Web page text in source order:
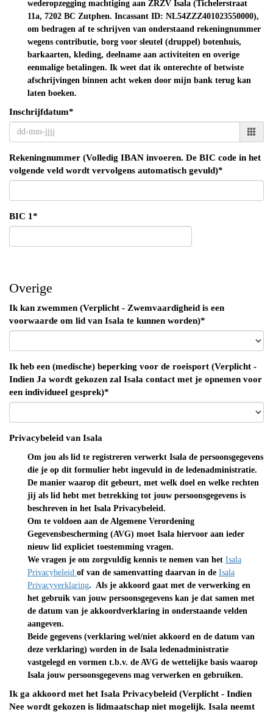
wederopzegging machtiging aan ZRZV Isala (Tichelerstraat
11a, 7202 BC Zutphen. Incassant ID: NL54ZZZ401023550000),
om bedragen af te schrijven van onderstaand rekeningnummer
wegens contributie, borg voor sleutel (druppel) botenhuis,
barkaarten, kleding, deelname aan activiteiten en overige
eenmalige betalingen. Ik weet dat ik onterechte of betwiste
afschrijvingen binnen acht weken door mijn bank terug kan
laten boeken.
Inschrijfdatum*
Rekeningnummer (Volledig IBAN invoeren. De BIC code in het
volgende veld wordt vervolgens automatisch gevuld)*
BIC 1*
Overige
Ik kan zwemmen (Verplicht - Zwemvaardigheid is een
voorwaarde om lid van Isala te kunnen worden)*
Ik heb een (medische) beperking voor de roeisport (Verplicht -
Indien Ja wordt gekozen zal Isala contact met je opnemen voor
een individueel gesprek)*
Privacybeleid van Isala
Om jou als lid te registreren verwerkt Isala de persoonsgegevens
die je op dit formulier hebt ingevuld in de ledenadministratie.
De manier waarop dit gebeurt, met welk doel en welke rechten
jij als lid hebt met betrekking tot jouw persoonsgegevens is
beschreven in het Isala Privacybeleid.
Om te voldoen aan de Algemene Verordening
Gegevensbescherming (AVG) moet Isala hiervoor aan ieder
nieuw lid expliciet toestemming vragen.
We vragen je om zorgvuldig kennis te nemen van het Isala
Privacybeleid of van de samenvatting daarvan in de Isala
Privacyverklaring. Als je akkoord gaat met de verwerking en
het gebruik van jouw persoonsgegevens kan je dat samen met
de datum van je akkoordverklaring in onderstaande velden
aangeven.
Beide gegevens (verklaring wel/niet akkoord en de datum van
deze verklaring) worden in de Isala ledenadministratie
vastgelegd en vormen t.b.v. de AVG de wettelijke basis waarop
Isala jouw persoonsgegevens mag verwerken en gebruiken.
Ik ga akkoord met het Isala Privacybeleid (Verplicht - Indien
Nee wordt gekozen is lidmaatschap niet mogelijk. Isala neemt